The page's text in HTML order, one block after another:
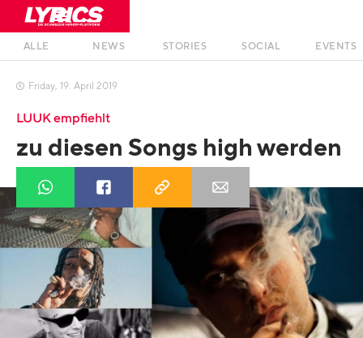
ALLE NEWS STORIES SOCIAL EVENTS
 Friday, 19. April 2019
LUUK empfiehlt
zu diesen Songs high werden